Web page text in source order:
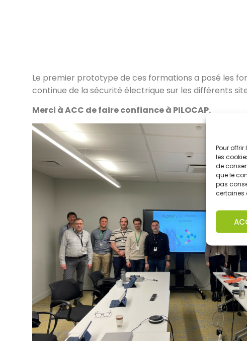
Pour
les
de
que le
pas
certaines
Le premier prototype de ces formations a posé les
continue de la sécurité électrique sur les différents
Merci à ACC de faire confiance à PILOCAP.